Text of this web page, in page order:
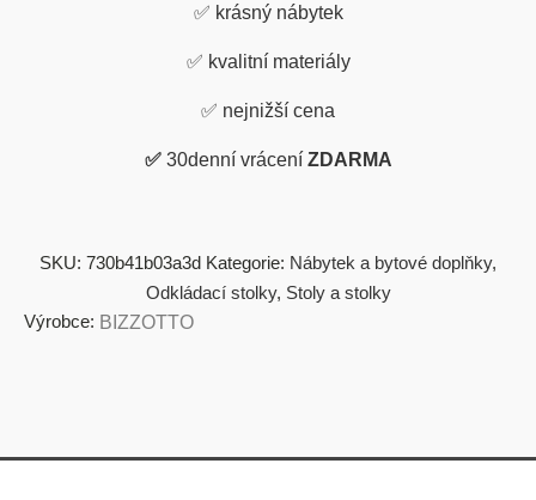
✅ krásný nábytek
✅ kvalitní materiály
✅ nejnižší cena
✅ 30denní vrácení ZDARMA
SKU: 730b41b03a3d Kategorie: Nábytek a bytové doplňky,
Odkládací stolky, Stoly a stolky
Výrobce: BIZZOTTO